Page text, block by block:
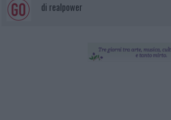
di realpower